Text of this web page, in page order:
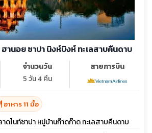
านอย ซาปา นิงห์บิงห์ ทะเลสาบคืนดาบ
จำนวนวัน
5 วัน 4 คืน
สายการบิน
อาหาร 11 มื้อ
ดไนท์ซาปา หมู่บ้านก๊าดก๊าด ทะเลสาบคืนดาบ